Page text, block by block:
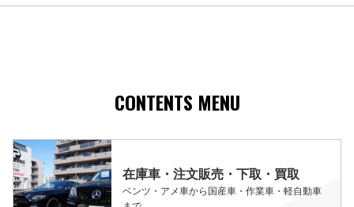
CONTENTS MENU
在庫車・注文販売・下取・買取
ベンツ・アメ車から国産車・作業車・軽自動車